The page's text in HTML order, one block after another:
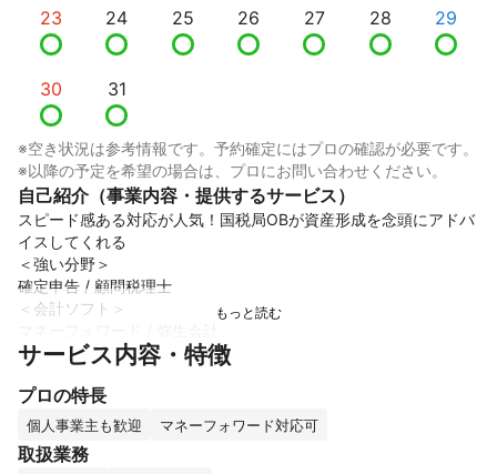
23 24 25 26 27 28 29
30 31
※空き状況は参考情報です。予約確定にはプロの確認が必要です。
※以降の予定を希望の場合は、プロにお問い合わせください。
自己紹介（事業内容・提供するサービス）
スピード感ある対応が人気！国税局OBが資産形成を念頭にアドバ
イスしてくれる
＜強い分野＞
確定申告 / 顧問税理士
＜会計ソフト＞
＜実績＞
＜自己紹介＞
国税OBの税理士です。
中小企業から大企業までの法人税・消費税を得意としています
が、フリーランス等の個人事業主様も対応可能です。
サービス内容・特徴
プロの特長
個人事業主も歓迎 マネーフォワード対応可
取扱業務